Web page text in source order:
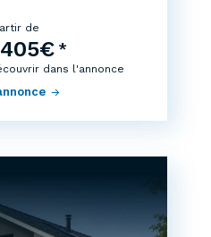
de
*
dans l'annonce